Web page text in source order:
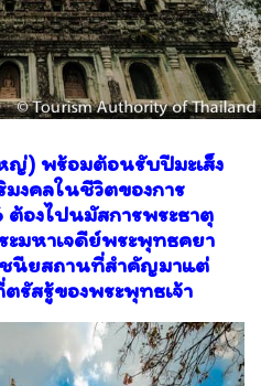
ญ่) พร้อมต้อนรับปีมะเส็ง
มงคลในชีวิตของการ
องไปนมัสการพระธาตุ
ะมหาเจดีย์พระพุทธคยา
นียสถานที่สำคัญมาแต่
รัสรู้ของพระพุทธเจ้า